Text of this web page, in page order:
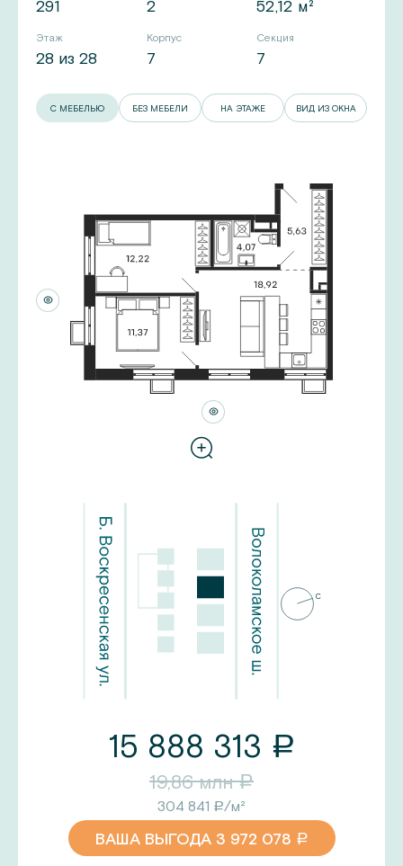
291 2 52,12 м²
Этаж
28 из 28
Корпус
7
Секция
7
С МЕБЕЛЬЮ БЕЗ МЕБЕЛИ НА ЭТАЖЕ ВИД ИЗ ОКНА
15 888 313 a
19,86млнa
304 841 a/м²
ВАША ВЫГОДА 3 972 078 a